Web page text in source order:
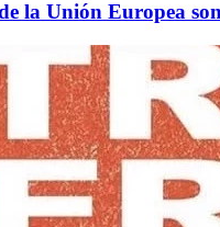
la Unión Europea